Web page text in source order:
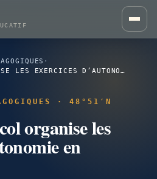
·
LA MÉTHODE DCOL ORGANISE LES EXERCICES D’AUTONOMIE EN CM2
· 48°51′N
organise les
en